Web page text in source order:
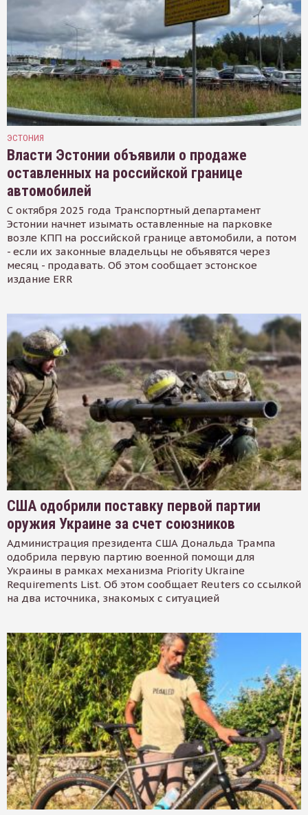
ЭСТОНИЯ
Власти Эстонии объявили о продаже
оставленных на российской границе
автомобилей
С октября 2025 года Транспортный департамент
Эстонии начнет изымать оставленные на парковке
возле КПП на российской границе автомобили, а потом
- если их законные владельцы не объявятся через
месяц - продавать. Об этом сообщает эстонское
издание ERR
США одобрили поставку первой партии
оружия Украине за счет союзников
Администрация президента США Дональда Трампа
одобрила первую партию военной помощи для
Украины в рамках механизма Priority Ukraine
Requirements List. Об этом сообщает Reuters со ссылкой
на два источника, знакомых с ситуацией